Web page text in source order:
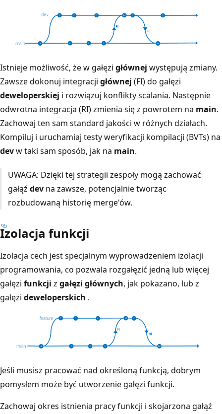
Istnieje możliwość, że w gałęzi głównej występują zmiany.
Zawsze dokonuj integracji głównej (FI) do gałęzi
deweloperskiej i rozwiązuj konflikty scalania. Następnie
odwrotna integracja (RI) zmienia się z powrotem na main.
Zachowaj ten sam standard jakości w różnych działach.
Kompiluj i uruchamiaj testy weryfikacji kompilacji (BVTs) na
devw taki sam sposób, jak na main.
UWAGA: Dzięki tej strategii zespoły mogą zachować
gałąź devna zawsze, potencjalnie tworząc
rozbudowaną historię merge'ów.
Izolacja funkcji
Izolacja cech jest specjalnym wyprowadzeniem izolacji
programowania, co pozwala rozgałęzić jedną lub więcej
gałęzi funkcji z gałęzi głównych, jak pokazano, lub z
gałęzi deweloperskich .
Jeśli musisz pracować nad określoną funkcją, dobrym
pomysłem może być utworzenie gałęzi funkcji.
Zachowaj okres istnienia pracy funkcji i skojarzona gałąź